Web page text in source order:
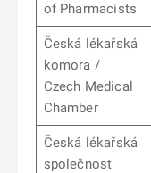
of Pharmacists
Česká lékařská
komora /
Czech Medical
Chamber
Česká lékařská
společnost